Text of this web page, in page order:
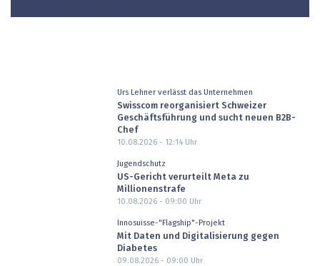
Urs Lehner verlässt das Unternehmen
Swisscom reorganisiert Schweizer
Geschäftsführung und sucht neuen B2B-
Chef
10.08.2026 - 12:14Uhr
Jugendschutz
US-Gericht verurteilt Meta zu
Millionenstrafe
10.08.2026 - 09:00 Uhr
Innosuisse-"Flagship"-Projekt
Mit Daten und Digitalisierung gegen
Diabetes
09.08.2026 - 09:00 Uhr